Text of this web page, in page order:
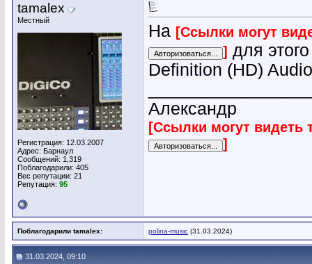
tamalex
Местный
Регистрация: 12.03.2007
Адрес: Барнаул
Сообщений: 1,319
Поблагодарили: 405
Вес репутации: 21
Репутация: 95
На [Ссылки могут
] для
Definition (HD)
Александр
[Ссылки могут видеть
]
Поблагодарили tamalex: polina-music (31.03.2024)
31.03.2024, 09:10